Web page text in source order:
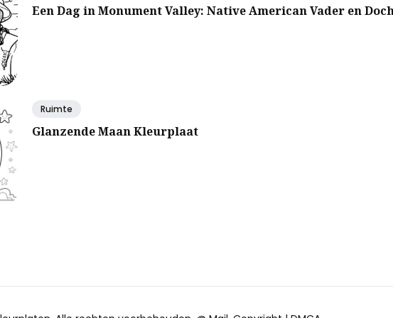
Een Dag in Monument Valley: Native American Vader en
Ruimte
Glanzende Maan Kleurplaat